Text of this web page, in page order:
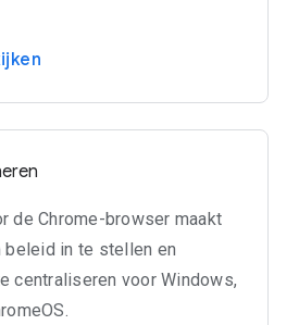
de Chrome-browser maakt
beleid in te stellen en
centraliseren voor Windows,